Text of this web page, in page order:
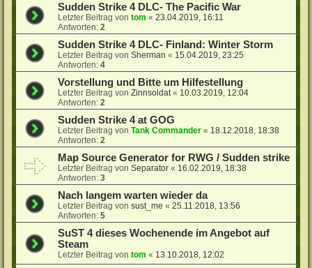
Sudden Strike 4 DLC- The Pacific War
Letzter Beitrag vontom «23.04.2019, 16:11
Antworten:2
Sudden Strike 4 DLC- Finland: Winter Storm
Letzter Beitrag vonSherman « 15.04.2019, 23:25
Antworten:4
Vorstellung und Bitte um Hilfestellung
Letzter Beitrag vonZinnsoldat « 10.03.2019, 12:04
Antworten:2
Sudden Strike 4 at GOG
Letzter Beitrag vonTank Commander « 18.12.2018, 18:38
Antworten:2
Map Source Generator for RWG / Sudden strike
Letzter Beitrag vonSeparator « 16.02.2019, 18:38
Antworten:3
Nach langem warten wieder da
Letzter Beitrag vonsust_me «25.11.2018, 13:56
Antworten:5
SuST 4 dieses Wochenende im Angebot auf
Steam
Letzter Beitrag vontom « 13.10.2018, 12:02